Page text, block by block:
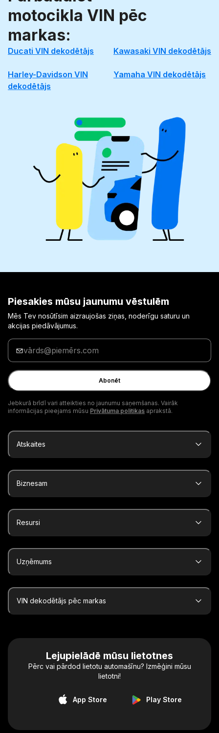
motocikla VIN pēc
markas:
Ducati VIN dekodētājs Kawasaki VIN dekodētājs
Harley-Davidson VIN
dekodētājs
Yamaha VIN dekodētājs
Piesakies mūsu jaunumu vēstulēm
Mēs Tev nosūtīsim aizraujošas ziņas, noderīgu saturu un
akcijas piedāvājumus.
Ievadi
savu
e-
pasta
adresi
Abonēt
Jebkurā brīdī vari atteikties no jaunumu saņemšanas. Vairāk
informācijas pieejams mūsu Privātuma politikas aprakstā.
Atskaites
Biznesam
Resursi
Uzņēmums
VIN dekodētājs pēc markas
Lejupielādē mūsu lietotnes
Pērc vai pārdod lietotu automašīnu? Izmēģini mūsu
lietotni!
App Store Play Store